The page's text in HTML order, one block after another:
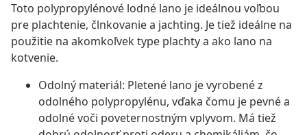
Toto polypropylénové lodné lano je ideálnou voľbou
pre plachtenie, člnkovanie a jachting. Je tiež ideálne na
použitie na akomkoľvek type plachty a ako lano na
kotvenie.
Odolný materiál: Pletené lano je vyrobené z
odolného polypropylénu, vďaka čomu je pevné a
odolné voči poveternostným vplyvom. Má tiež